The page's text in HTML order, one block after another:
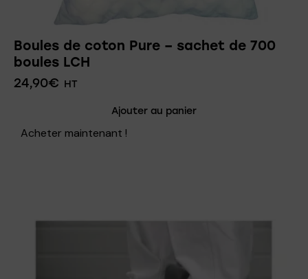
Boules de coton Pure – sachet de 700
boules LCH
24,90€ HT
Ajouter au panier
Acheter maintenant !